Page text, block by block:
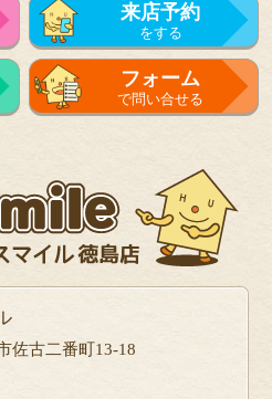
来店予約
をする
フォーム
で問い合せる
佐古二番町13-18